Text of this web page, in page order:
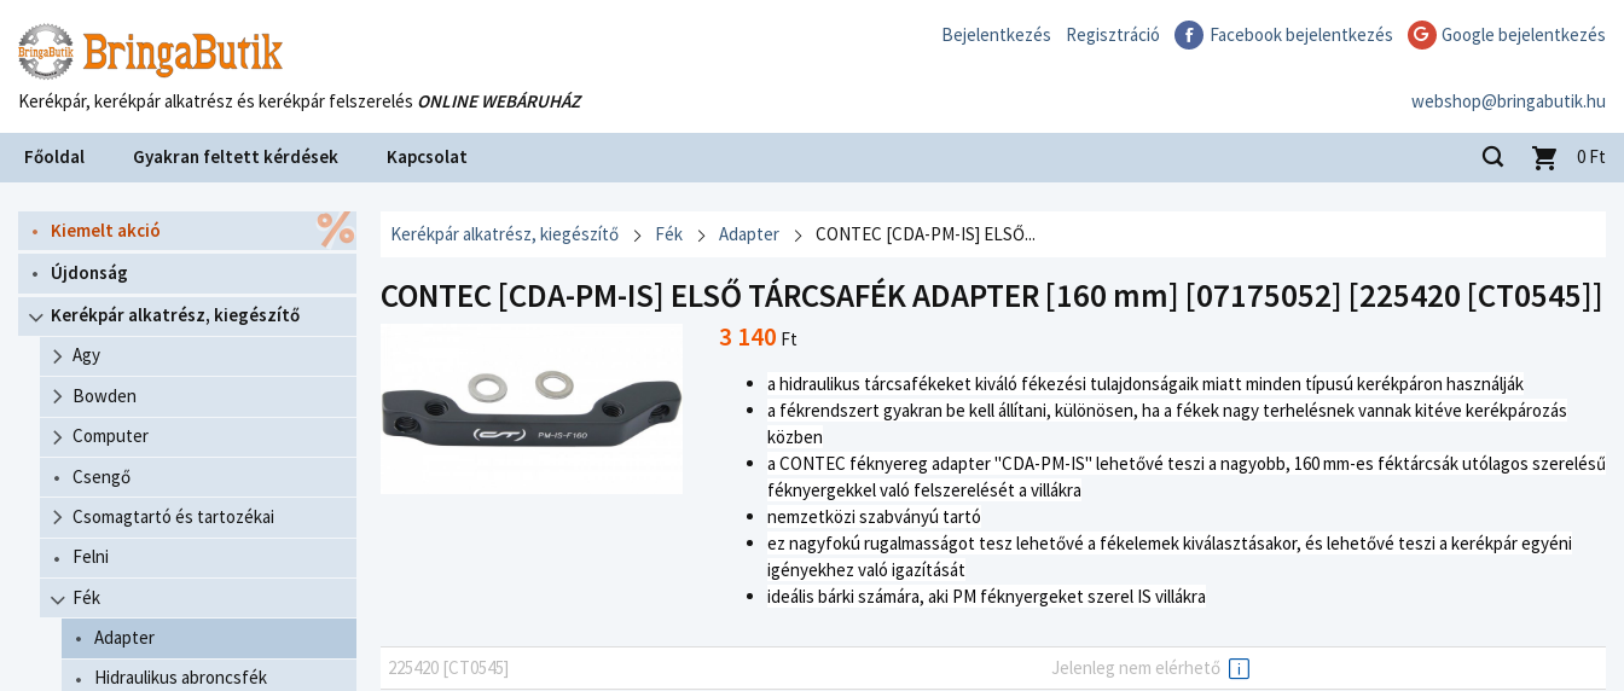
Bejelentkezés Regisztráció Facebook bejelentkezés Google bejelentkezés
webshop@bringabutik.hu
Kerékpár, kerékpár alkatrész és kerékpár felszerelés ONLINE WEBÁRUHÁZ
Főoldal Gyakran feltett kérdések Kapcsolat 0 Ft
Kiemelt akció
Újdonság
Kerékpár alkatrész, kiegészítő
Agy
Bowden
Computer
Csengő
Csomagtartó és tartozékai
Felni
Fék
Adapter
Hidraulikus abroncsfék
Kerékpár alkatrész, kiegészítő Fék Adapter CONTEC [CDA-PM-IS] ELSŐ...
CONTEC [CDA-PM-IS] ELSŐ TÁRCSAFÉK ADAPTER [160 mm] [07175052] [225420 [CT0545]]
3 140 Ft
a hidraulikus tárcsafékeket kiváló fékezési tulajdonságaik miatt minden típusú kerékpáron használják
a fékrendszert gyakran be kell állítani, különösen, ha a fékek nagy terhelésnek vannak kitéve kerékpározás
közben
a CONTEC féknyereg adapter "CDA-PM-IS" lehetővé teszi a nagyobb, 160 mm-es féktárcsák utólagos szerelésű
féknyergekkel való felszerelését a villákra
nemzetközi szabványú tartó
ez nagyfokú rugalmasságot tesz lehetővé a fékelemek kiválasztásakor, és lehetővé teszi a kerékpár egyéni
igényekhez való igazítását
ideális bárki számára, aki PM féknyergeket szerel IS villákra
225420 [CT0545] Jelenleg nem elérhető